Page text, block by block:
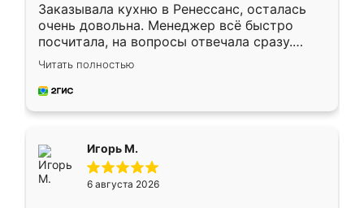
Заказывала кухню в Ренессанс, осталась
очень довольна. Менеджер всё быстро
посчитала, на вопросы отвечала сразу.
Замерщик приехал в субботу, подошёл к
делу со всей ответственностью. Собрали
за день, ребята работали аккуратно, даже
Читать полностью
Игорь М.
6 августа 2026